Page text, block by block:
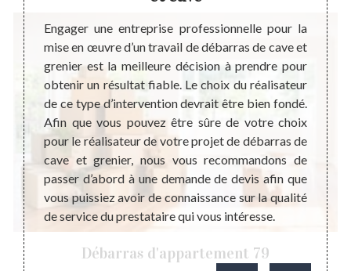
Débarras d'appartement 79
de
ou
ce
lieu
du
la
pour
pour
Engager une entreprise professionnelle pour la
mise en œuvre d’un travail de débarras de cave et
grenier est la meilleure décision à prendre pour
obtenir un résultat fiable. Le choix du réalisateur
de ce type d’intervention devrait être bien fondé.
Afin que vous pouvez être sûre de votre choix
pour le réalisateur de votre projet de débarras de
cave et grenier, nous vous recommandons de
passer d’abord à une demande de devis afin que
vous puissiez avoir de connaissance sur la qualité
de service du prestataire qui vous intéresse.
Le
du
Mais
les
de
votre